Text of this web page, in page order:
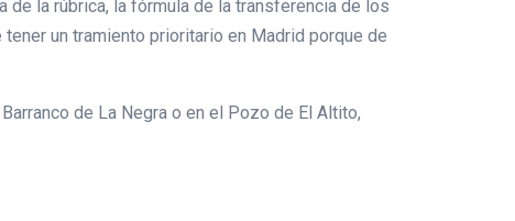
de la rúbrica, la fórmula de la transferencia de los
un tramiento prioritario en Madrid porque de
de La Negra o en el Pozo de El Altito,